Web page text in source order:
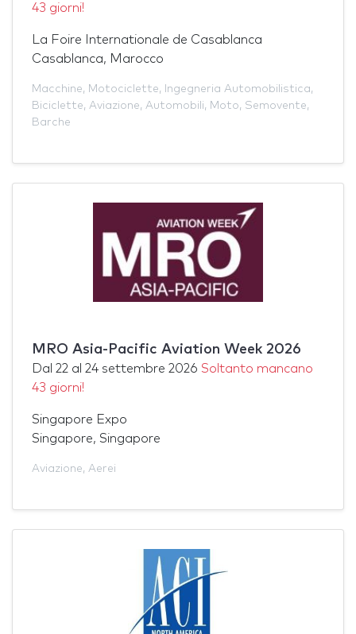
43 giorni!
La Foire Internationale de Casablanca
Casablanca, Marocco
Macchine, Motociclette, Ingegneria Automobilistica,
Biciclette, Aviazione, Automobili, Moto, Semovente,
Barche
MRO Asia-Pacific Aviation Week 2026
Dal 22 al 24 settembre 2026 Soltanto mancano
43 giorni!
Singapore Expo
Singapore, Singapore
Aviazione, Aerei